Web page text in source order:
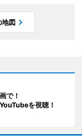
地図
で！
を視聴！